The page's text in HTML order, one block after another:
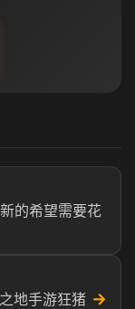
的希望需要花
地手游狂猪 →